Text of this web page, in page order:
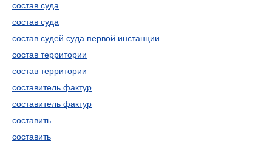
состав суда
состав суда
состав судей суда первой инстанции
состав территории
состав территории
составитель фактур
составитель фактур
составить
составить